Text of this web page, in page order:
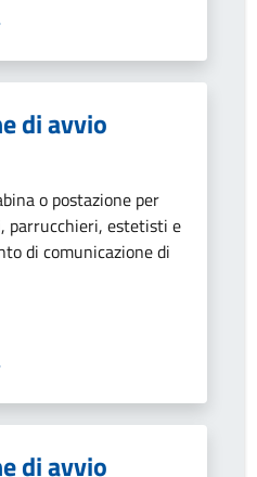
di avvio
o postazione per
parrucchieri, estetisti e
di comunicazione di
di avvio